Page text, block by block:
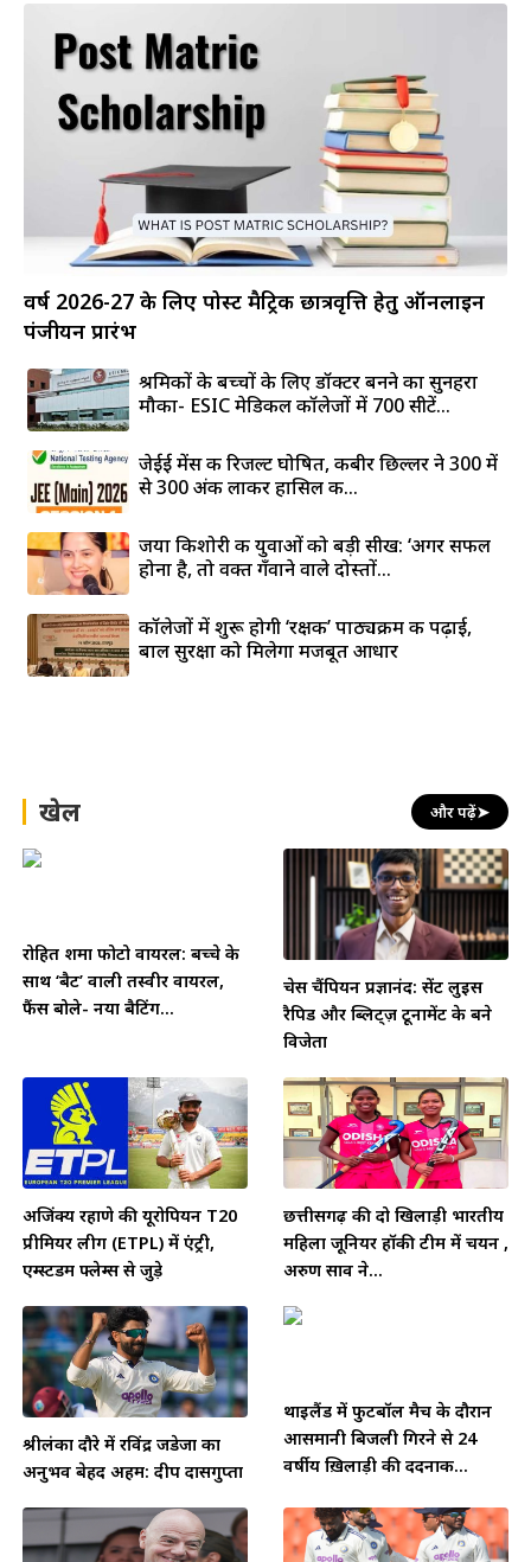
वर्ष 2026-27 के लिए पोस्ट मैट्रिक छात्रवृत्ति हेतु ऑनलाइन
पंजीयन प्रारंभ
श्रमिकों के बच्चों के लिए डॉक्टर बनने का सुनहरा
मौका- ESIC मेडिकल कॉलेजों में 700 सीटें...
जेईई मेंस की रिजल्ट घोषित, कबीर छिल्लर ने 300 में
से 300 अंक लाकर हासिल की...
जया किशोरी की युवाओं को बड़ी सीख: ‘अगर सफल
होना है, तो वक्त गँवाने वाले दोस्तों...
कॉलेजों में शुरू होगी ‘रक्षक’ पाठ्यक्रम की पढ़ाई,
बाल सुरक्षा को मिलेगा मजबूत आधार
खेल और पढ़ें➤
रोहित शर्मा फोटो वायरल: बच्चे के
साथ ‘बैट’ वाली तस्वीर वायरल,
फैंस बोले- नया बैटिंग...
चेस चैंपियन प्रज्ञानंद: सेंट लुइस
रैपिड और ब्लिट्ज़ टूर्नामेंट के बने
विजेता
अजिंक्य रहाणे की यूरोपियन T20
प्रीमियर लीग (ETPL) में एंट्री,
एम्स्टर्डम फ्लेम्स से जुड़े
छत्तीसगढ़ की दो खिलाड़ी भारतीय
महिला जूनियर हॉकी टीम में चयन ,
अरुण साव ने...
श्रीलंका दौरे में रविंद्र जडेजा का
अनुभव बेहद अहम: दीप दासगुप्ता
थाईलैंड में फुटबॉल मैच के दौरान
आसमानी बिजली गिरने से 24
वर्षीय ख़िलाड़ी की दर्दनाक...